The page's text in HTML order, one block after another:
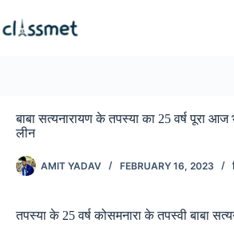
content
बाबा सत्यनारायण के तपस्या का 25 वर्ष पूरा आज
लीन
AMIT YADAV FEBRUARY 16, 2023
तपस्या के 25 वर्ष कोसमनारा के तपस्वी बाबा